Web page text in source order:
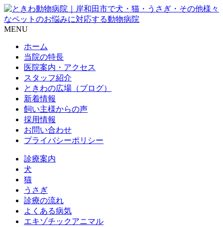
MENU
ホーム
当院の特長
医院案内・アクセス
スタッフ紹介
ときわの広場（ブログ）
新着情報
飼い主様からの声
採用情報
お問い合わせ
プライバシーポリシー
診療案内
犬
猫
うさぎ
診療の流れ
よくある病気
エキゾチックアニマル